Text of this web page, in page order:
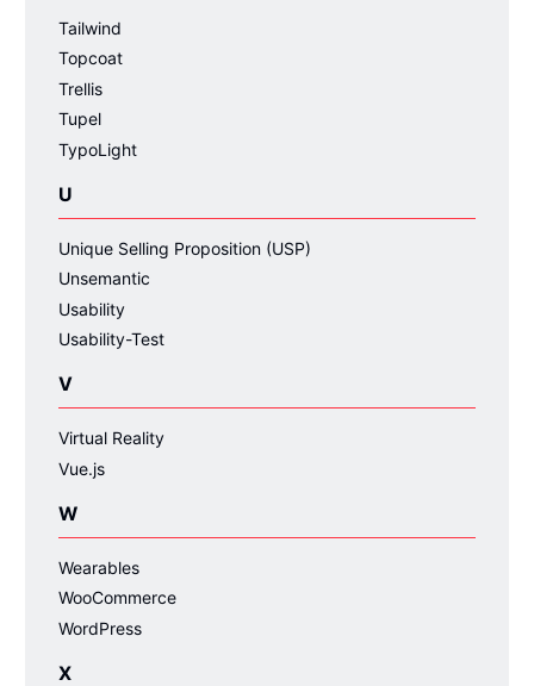
Tailwind
Topcoat
Trellis
Tupel
TypoLight
U
Unique Selling Proposition (USP)
Unsemantic
Usability
Usability-Test
V
Virtual Reality
Vue.js
W
Wearables
WooCommerce
WordPress
X